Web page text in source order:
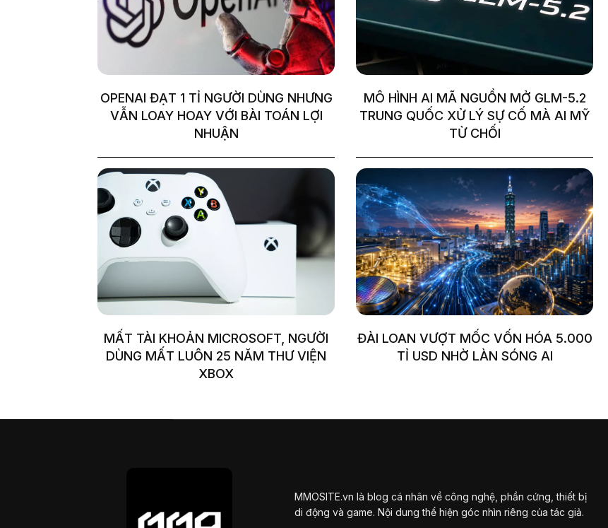
OPENAI ĐẠT 1 TỈ NGƯỜI DÙNG NHƯNG
VẪN LOAY HOAY VỚI BÀI TOÁN LỢI
NHUẬN
MÔ HÌNH AI MÃ NGUỒN MỞ GLM-5.2
TRUNG QUỐC XỬ LÝ SỰ CỐ MÀ AI MỸ
TỪ CHỐI
MẤT TÀI KHOẢN MICROSOFT, NGƯỜI
DÙNG MẤT LUÔN 25 NĂM THƯ VIỆN
XBOX
ĐÀI LOAN VƯỢT MỐC VỐN HÓA 5.000
TỈ USD NHỜ LÀN SÓNG AI
MMOSITE.vn là blog cá nhân về công nghệ, phần cứng, thiết bị
di động và game. Nội dung thể hiện góc nhìn riêng của tác giả.